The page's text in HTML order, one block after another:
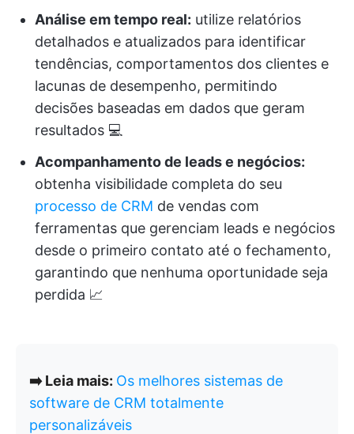
Análise em tempo real: utilize relatórios
detalhados e atualizados para identificar
tendências, comportamentos dos clientes e
lacunas de desempenho, permitindo
decisões baseadas em dados que geram
resultados 💻
Acompanhamento de leads e negócios:
obtenha visibilidade completa do seu
processo de CRM de vendas com
ferramentas que gerenciam leads e negócios
desde o primeiro contato até o fechamento,
garantindo que nenhuma oportunidade seja
perdida 📈
➡️ Leia mais: Os melhores sistemas de
software de CRM totalmente
personalizáveis